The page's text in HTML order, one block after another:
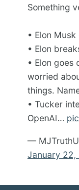
Something
• Elon
• Elon
• Elon goes
worried
things.
• Tucker
OpenAI…
—
January 22,